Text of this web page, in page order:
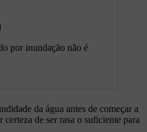
por inundação não é
da água antes de começar a
de ser rasa o suficiente para